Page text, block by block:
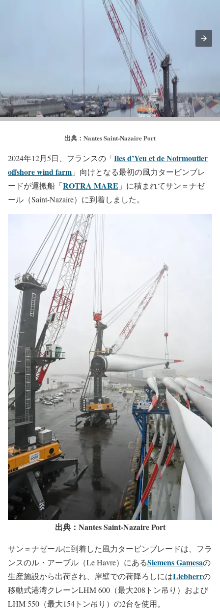
出典：Nantes Saint-Nazaire Port
2024年12月5日、フランスの「Iles d’Yeu et de Noirmoutier
offshore wind farm 」向けとなる最初の風力タービンブレ
ードが運搬船「ROTRA MARE 」に積まれてサン＝ナゼ
ール（Saint-Nazaire）に到着しました。
出典：Nantes Saint-Nazaire Port
サン＝ナゼールに到着した風力タービンブレードは、フラ
ンスのル・アーブル（Le Havre）にあるSiemens Gamesaの
生産施設から出荷され、岸壁での荷降ろしにはLiebherrの
移動式港湾クレーンLHM 600（最大208トン吊り）および
LHM 550（最大154トン吊り）の2台を使用。